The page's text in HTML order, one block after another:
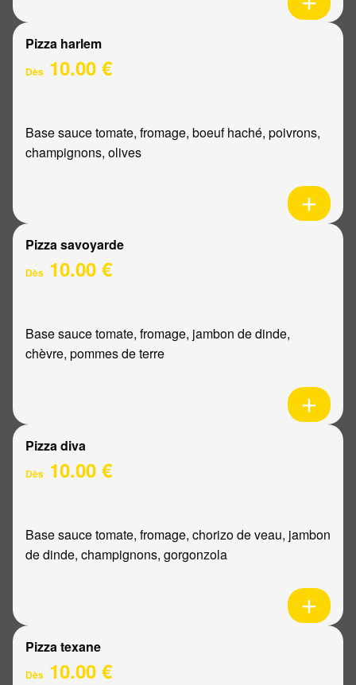
Pizza harlem
Dès 10.00 €
Base sauce tomate, fromage, boeuf haché, poivrons,
champignons, olives
Pizza savoyarde
Dès 10.00 €
Base sauce tomate, fromage, jambon de dinde,
chèvre, pommes de terre
Pizza diva
Dès 10.00 €
Base sauce tomate, fromage, chorizo de veau, jambon
de dinde, champignons, gorgonzola
Pizza texane
Dès 10.00 €